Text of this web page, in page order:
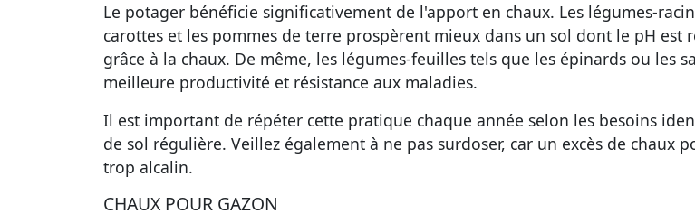
Le potager bénéficie significativement de l'apport en chaux. Les légumes-
carottes et les pommes de terre prospèrent mieux dans un sol dont le pH est
grâce à la chaux. De même, les légumes-feuilles tels que les épinards ou les
meilleure productivité et résistance aux maladies.
Il est important de répéter cette pratique chaque année selon les besoins
de sol régulière. Veillez également à ne pas surdoser, car un excès de chaux
trop alcalin.
CHAUX POUR GAZON